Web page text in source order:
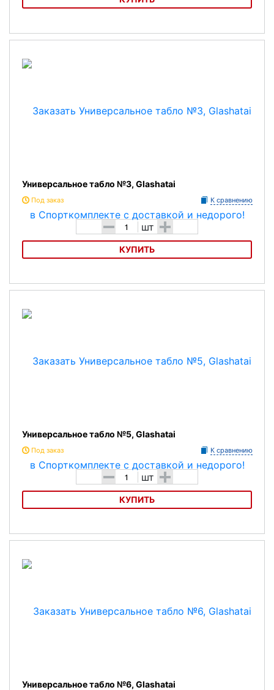
Универсальное табло 2 Glashatai
Универсальное табло №3, Glashatai
Под заказ К сравнению
- шт +
КУПИТЬ
Универсальное табло №3, Glashatai
Универсальное табло №5, Glashatai
Под заказ К сравнению
- шт +
КУПИТЬ
Универсальное табло №5, Glashatai
Универсальное табло №6, Glashatai